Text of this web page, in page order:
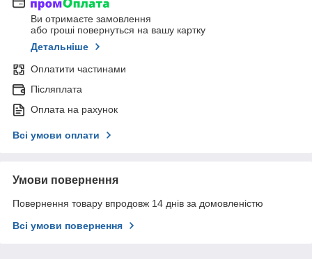
Ви отримаєте замовлення
або гроші повернуться на вашу картку
Детальніше
Оплатити частинами
Післяплата
Оплата на рахунок
Всі умови оплати
Умови повернення
Повернення товару впродовж 14 днів за домовленістю
Всі умови повернення